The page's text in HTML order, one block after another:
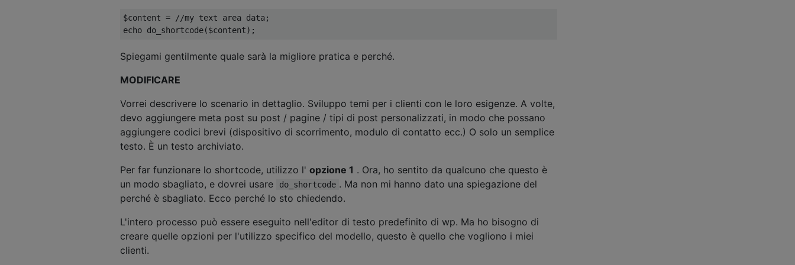
$content =
//my text area data;
echo do_shortcode($content);
Spiegami gentilmente quale sarà la migliore pratica e perché.
MODIFICARE
Vorrei descrivere lo scenario in dettaglio. Sviluppo temi per i clienti con le loro esigenze. A volte,
devo aggiungere meta post su post / pagine / tipi di post personalizzati, in modo che possano
aggiungere codici brevi (dispositivo di scorrimento, modulo di contatto ecc.) O solo un semplice
testo. È un testo archiviato.
Per far funzionare lo shortcode, utilizzo l' opzione 1 . Ora, ho sentito da qualcuno che questo è
un modo sbagliato, e dovrei usare
do_shortcode . Ma non mi hanno dato una spiegazione del
perché è sbagliato. Ecco perché lo sto chiedendo.
L'intero processo può essere eseguito nell'editor di testo predefinito di wp. Ma ho bisogno di
creare quelle opzioni per l'utilizzo specifico del modello, questo è quello che vogliono i miei
clienti.